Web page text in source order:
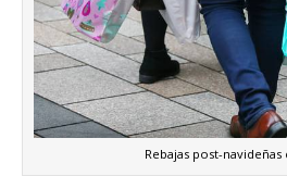
Rebajas post-navideñas